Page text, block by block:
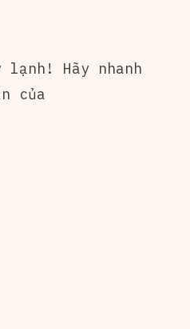
Hãy nhanh
của